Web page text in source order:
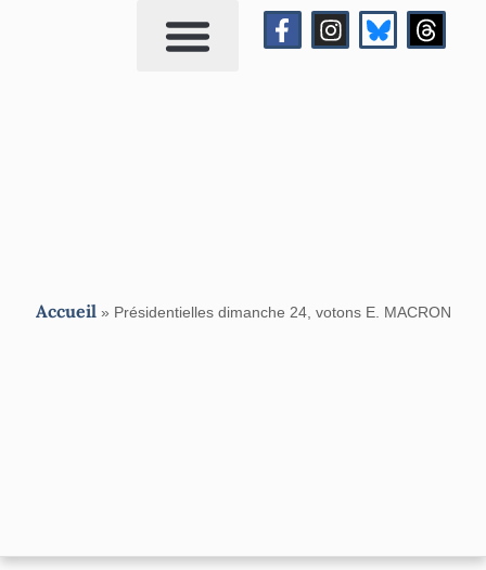
Accueil» Présidentielles dimanche 24, votons E. MACRON